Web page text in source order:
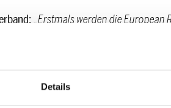
Details
„Erstmals werden die
Sport und ein starkes Signal für die
Nachwuchsförderung
Indoor-Ruderns in Europa zu
Bedeutung als